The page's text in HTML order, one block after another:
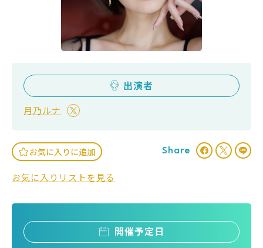
出演者
月乃ルナ
お気に入りに追加
お気に入りリストを見る
Share
開催予定日